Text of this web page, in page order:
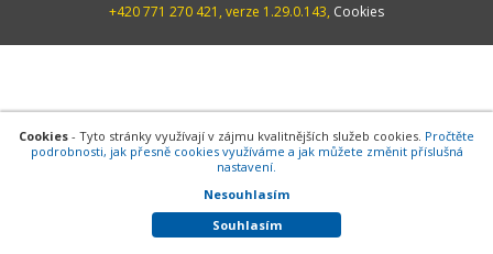
+420 771 270 421, verze 1.29.0.143, Cookies
Cookies - Tyto stránky využívají v zájmu kvalitnějších služeb cookies. Pročtěte
podrobnosti, jak přesně cookies využíváme a jak můžete změnit příslušná
nastavení.
Nesouhlasím
Souhlasím